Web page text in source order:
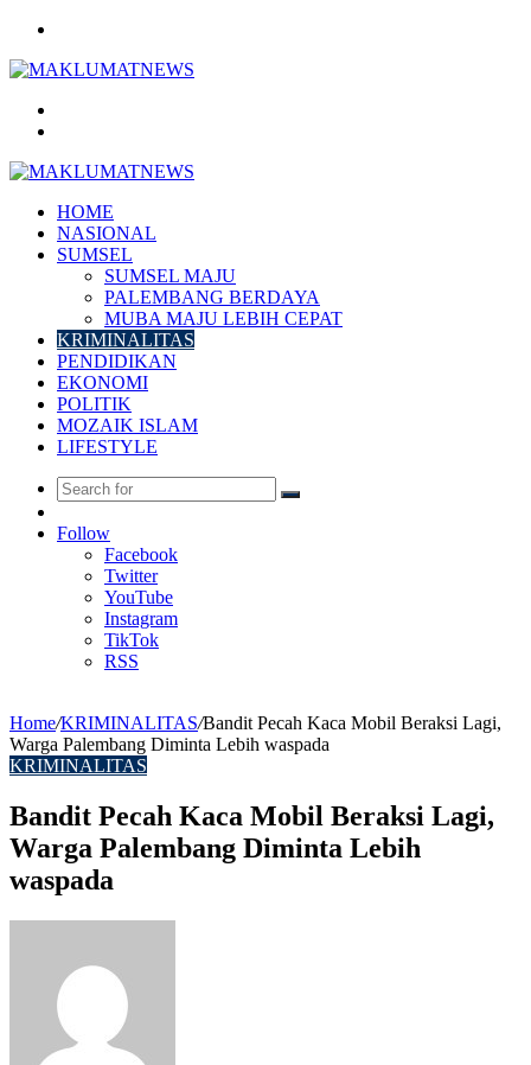
HOME
NASIONAL
SUMSEL
SUMSEL MAJU
PALEMBANG BERDAYA
MUBA MAJU LEBIH CEPAT
KRIMINALITAS
PENDIDIKAN
EKONOMI
POLITIK
MOZAIK ISLAM
LIFESTYLE
Search
Article
Follow
Facebook
Twitter
YouTube
Instagram
TikTok
RSS
Home/KRIMINALITAS/Bandit Pecah Kaca Mobil Beraksi Lagi,
Warga Palembang Diminta Lebih waspada
KRIMINALITAS
Bandit Pecah Kaca Mobil Beraksi Lagi,
Warga Palembang Diminta Lebih
waspada